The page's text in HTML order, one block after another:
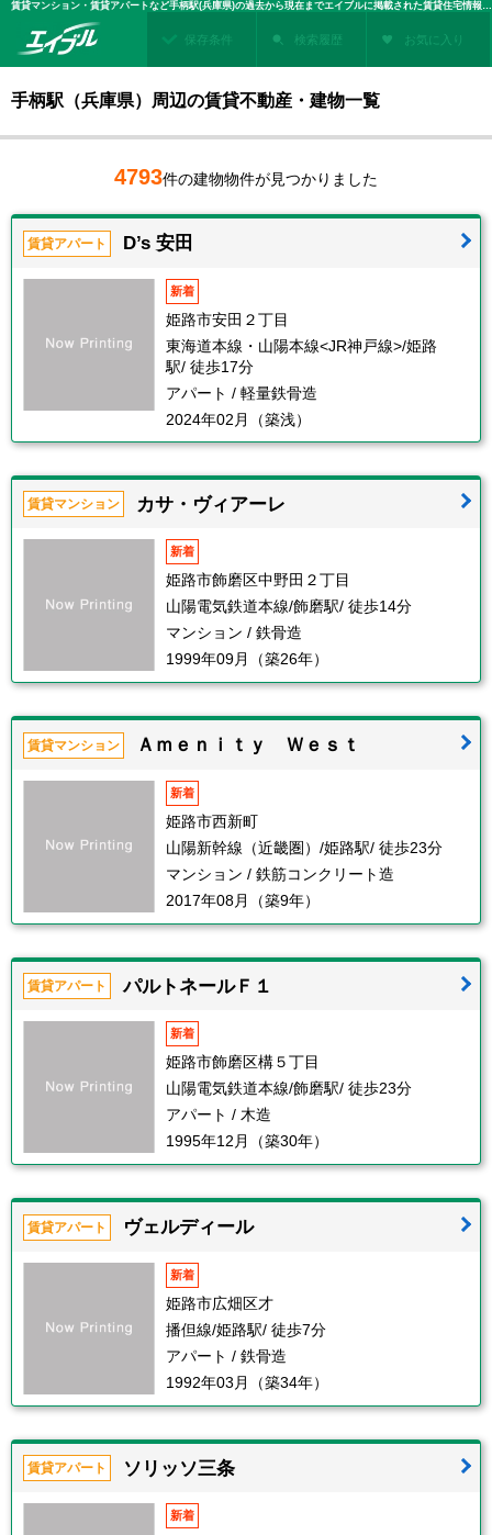
賃貸マンション・賃貸アパートなど手柄駅(兵庫県)の過去から現在までエイブルに掲載された賃貸住宅情報・建物情報を検索！不動産賃貸を探すなら、お部屋探しのエイブル
保存条件 検索履歴 お気に入り
手柄駅（兵庫県）周辺の賃貸不動産・建物一覧
4793件の建物物件が見つかりました
賃貸アパート D’s 安田
新着
姫路市安田２丁目
東海道本線・山陽本線<JR神戸線>/姫路
駅/ 徒歩17分
アパート / 軽量鉄骨造
2024年02月（築浅）
賃貸マンション カサ・ヴィアーレ
新着
姫路市飾磨区中野田２丁目
山陽電気鉄道本線/飾磨駅/ 徒歩14分
マンション / 鉄骨造
1999年09月（築26年）
賃貸マンション Ａｍｅｎｉｔｙ Ｗｅｓｔ
新着
姫路市西新町
山陽新幹線（近畿圏）/姫路駅/ 徒歩23分
マンション / 鉄筋コンクリート造
2017年08月（築9年）
賃貸アパート パルトネールＦ１
新着
姫路市飾磨区構５丁目
山陽電気鉄道本線/飾磨駅/ 徒歩23分
アパート / 木造
1995年12月（築30年）
賃貸アパート ヴェルディール
新着
姫路市広畑区才
播但線/姫路駅/ 徒歩7分
アパート / 鉄骨造
1992年03月（築34年）
賃貸アパート ソリッソ三条
新着